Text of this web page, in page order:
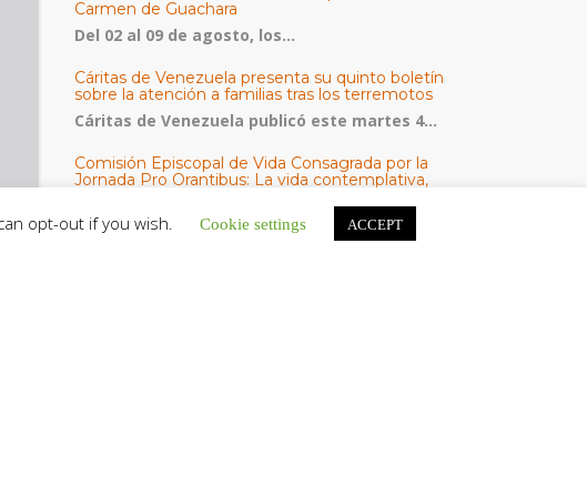
Carmen de Guachara
Del 02 al 09 de agosto, los...
Cáritas de Venezuela presenta su quinto boletín
sobre la atención a familias tras los terremotos
Cáritas de Venezuela publicó este martes 4...
Comisión Episcopal de Vida Consagrada por la
Jornada Pro Orantibus: La vida contemplativa,
La Iglesia en Venezuela celebra este jueves...
opt-out if you wish. Cookie settings ACCEPT